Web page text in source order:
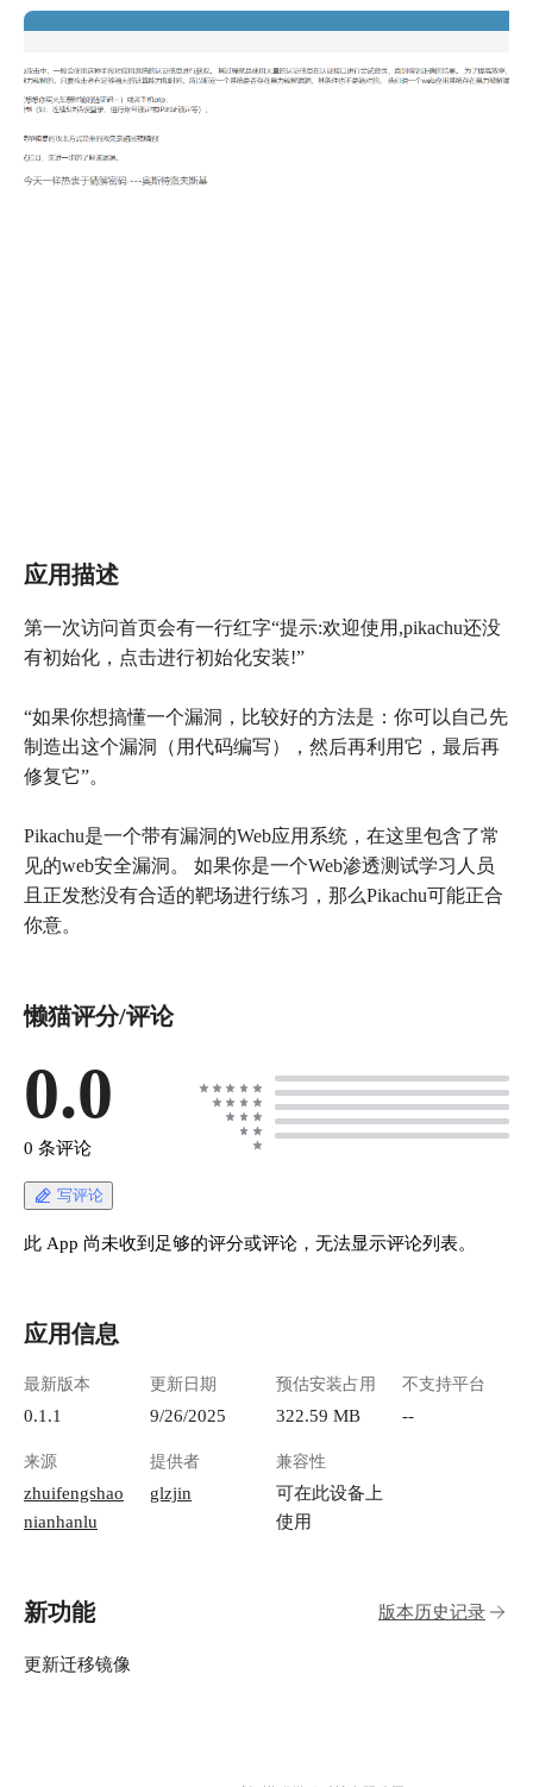
应用描述
第一次访问首页会有一行红字“提示:欢迎使用,pikachu还没
有初始化，点击进行初始化安装!”
“如果你想搞懂一个漏洞，比较好的方法是：你可以自己先
制造出这个漏洞（用代码编写），然后再利用它，最后再
修复它”。
Pikachu是一个带有漏洞的Web应用系统，在这里包含了常
见的web安全漏洞。 如果你是一个Web渗透测试学习人员
且正发愁没有合适的靶场进行练习，那么Pikachu可能正合
你意。
懒猫评分/评论
0.0
0 条评论
写评论
此 App 尚未收到足够的评分或评论，无法显示评论列表。
应用信息
最新版本
0.1.1
更新日期
9/26/2025
预估安装占用
322.59 MB
不支持平台
--
来源
zhuifengshao
nianhanlu
提供者
glzjin
兼容性
可在此设备上
使用
新功能 版本历史记录
更新迁移镜像